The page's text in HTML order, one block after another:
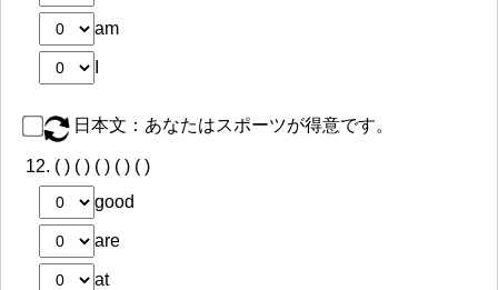
am
日本文：あなたはスポーツが得意です。
12. ( ) ( ) ( ) ( ) ( )
good
are
at